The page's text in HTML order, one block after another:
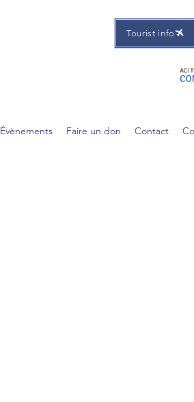
Tourist info
Évènements Faire un don Contact